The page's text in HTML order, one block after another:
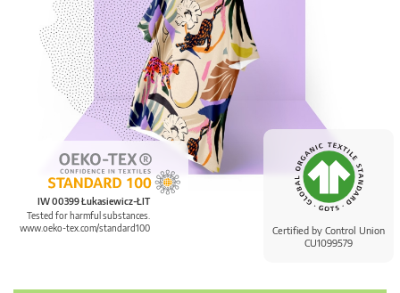
Certified by Control Union
CU1099579
IW 00399 Łukasiewicz-ŁIT
Tested for harmful substances.
www.oeko-tex.com/standard100